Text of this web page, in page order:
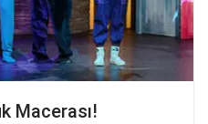
Macerası!